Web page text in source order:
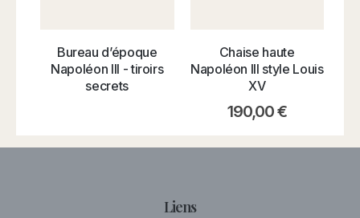
Bureau d’époque
Napoléon III - tiroirs
secrets
Chaise haute
Napoléon III style Louis
XV
190,00€
Liens